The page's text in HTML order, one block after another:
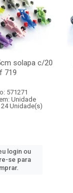
solapa c/20
719
571271
Unidade
24 Unidade(s)
login ou
se para